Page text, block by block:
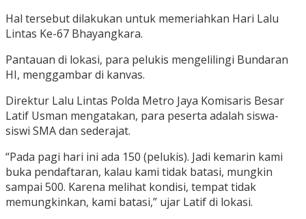
Hal tersebut dilakukan untuk memeriahkan Hari Lalu
Lintas Ke-67 Bhayangkara.
Pantauan di lokasi, para pelukis mengelilingi Bundaran
HI, menggambar di kanvas.
Direktur Lalu Lintas Polda Metro Jaya Komisaris Besar
Latif Usman mengatakan, para peserta adalah siswa-
siswi SMA dan sederajat.
“Pada pagi hari ini ada 150 (pelukis). Jadi kemarin kami
buka pendaftaran, kalau kami tidak batasi, mungkin
sampai 500. Karena melihat kondisi, tempat tidak
memungkinkan, kami batasi,” ujar Latif di lokasi.